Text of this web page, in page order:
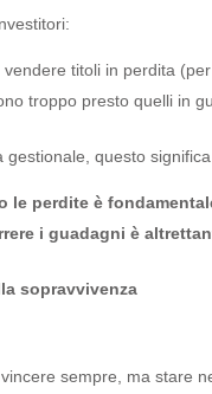
titoli in perdita
troppo presto quelli in
gestionale, questo
le perdite è
i guadagni è
sopravvivenza
vincere sempre, ma stare